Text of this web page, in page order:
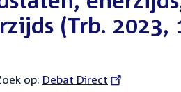
(Trb. 2023,
op: External
Debat Direct